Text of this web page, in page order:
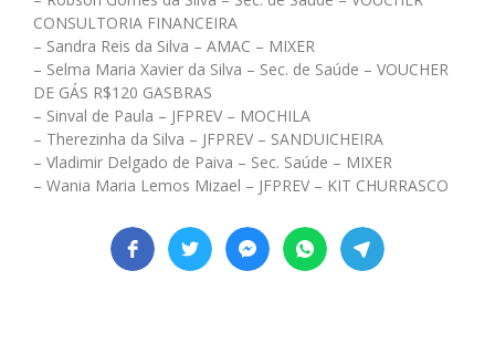
CONSULTORIA FINANCEIRA
– Sandra Reis da Silva – AMAC – MIXER
– Selma Maria Xavier da Silva – Sec. de Saúde – VOUCHER
DE GÁS R$120 GASBRAS
– Sinval de Paula – JFPREV – MOCHILA
– Therezinha da Silva – JFPREV – SANDUICHEIRA
– Vladimir Delgado de Paiva – Sec. Saúde – MIXER
– Wania Maria Lemos Mizael – JFPREV – KIT CHURRASCO